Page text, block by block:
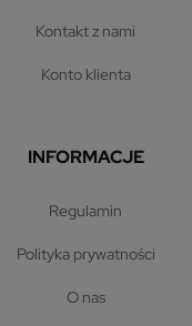
kontakt z nami
konto klienta
INFORMACJE
regulamin
polityka prywatności
o nas